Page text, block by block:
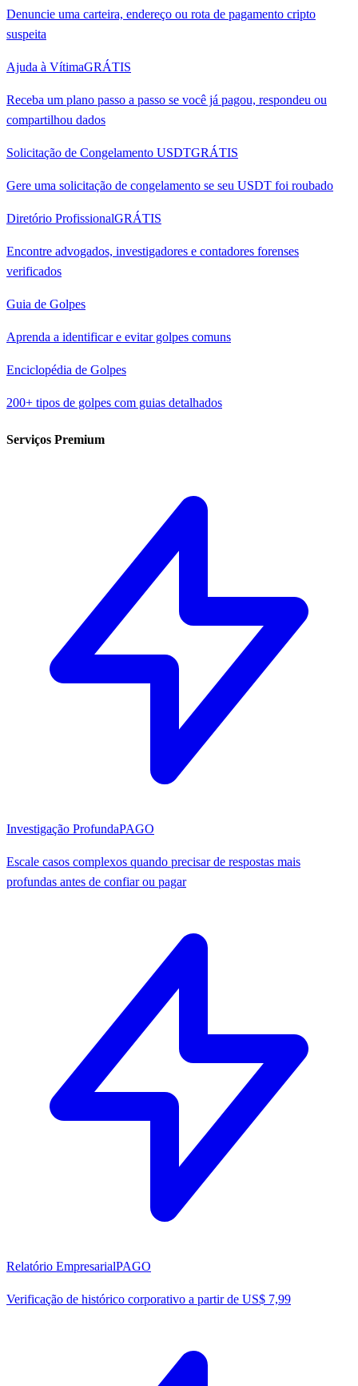
Denuncie uma carteira, endereço ou rota de pagamento cripto
suspeita
Ajuda à VítimaGRÁTIS
Receba um plano passo a passo se você já pagou, respondeu ou
compartilhou dados
Solicitação de Congelamento USDTGRÁTIS
Gere uma solicitação de congelamento se seu USDT foi roubado
Diretório ProfissionalGRÁTIS
Encontre advogados, investigadores e contadores forenses
verificados
Guia de Golpes
Aprenda a identificar e evitar golpes comuns
Enciclopédia de Golpes
200+ tipos de golpes com guias detalhados
Serviços Premium
Investigação ProfundaPAGO
Escale casos complexos quando precisar de respostas mais
profundas antes de confiar ou pagar
Relatório EmpresarialPAGO
Verificação de histórico corporativo a partir de US$ 7,99